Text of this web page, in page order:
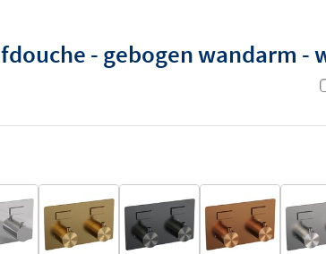
- gebogen wandarm -